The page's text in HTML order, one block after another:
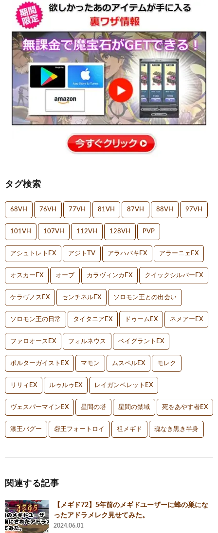
タグ検索
68VH 76VH 77VH 81VH 87VH 88VH 97VH
101VH 107VH 112VH 128VH PVP
アシュトレトEX アジトTV アラハバキEX アラーニェEX
オスカーEX オーブ カラヴィンカEX クイックシルバーEX
ケラヴノスEX センチネルEX ソロモン王との出会い
ソロモン王の日常 タイタニアEX ドゥームEX ネメアーEX
ファロオースEX フォルネウス ベイグラントEX
ポルターガイストEX マモン ムスペルEX モレク
リリィEX ルゥルゥEX レイガンベレットEX
ヴェスパーマインEX 星間の塔 星間の禁域 死をあやす者EX
漆王バグー 砦王フォートロイ 祖メギド 魂なき黒き半身
関連する記事
‪【メギド72】‬5年前のメギドユーザーに蜂の巣にな
ったアドラメレク見せてみた。
2024.06.01